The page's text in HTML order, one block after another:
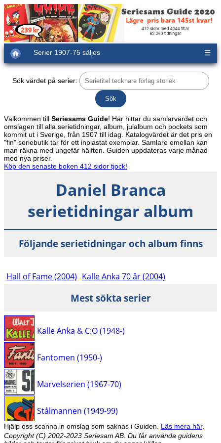
Serier 1907-75 säljes ☰
Sök värdet på serier:
Välkommen till Seriesams Guide! Här hittar du samlarvärdet och
omslagen till alla serietidningar, album, julalbum och pockets som
kommit ut i Sverige, från 1907 till idag. Katalogvärdet är det pris en
"fin" seriebutik tar för ett inplastat exemplar. Samlare emellan kan
man räkna med ungefär hälften. Guiden uppdateras varje månad
med nya priser.
Köp den senaste boken 412 sidor tjock!
Daniel Branca
serietidningar album
Följande serietidningar och album finns
Hall of Fame (2004) Kalle Anka 70 år (2004)
Mest sökta serier
Kalle Anka & C:O (1948-)
Fantomen (1950-)
Marvelserien (1967-70)
Stålmannen (1949-99)
Hjälp oss scanna in omslag som saknas i Guiden. Läs mera här.
Copyright (C) 2002-2023 Seriesam AB. Du får använda guidens